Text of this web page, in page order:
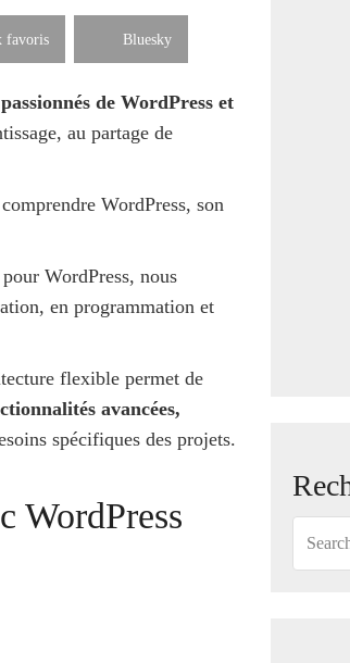
favoris Bluesky
de WordPress et
au partage de
WordPress, son
WordPress, nous
en programmation et
flexible permet de
avancées,
spécifiques des projets.
WordPress